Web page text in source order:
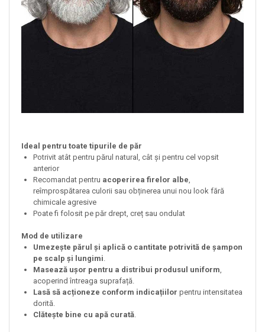
Ideal pentru toate tipurile de păr
Potrivit atât pentru părul natural, cât și pentru cel vopsit
anterior
Recomandat pentru acoperirea firelor albe,
reîmprospătarea culorii sau obținerea unui nou look fără
chimicale agresive
Poate fi folosit pe păr drept, creț sau ondulat
Mod de utilizare
Umezește părul și aplică o cantitate potrivită de șampon
pe scalp și lungimi.
Masează ușor pentru a distribui produsul uniform,
acoperind întreaga suprafață.
Lasă să acționeze conform indicațiilor pentru intensitatea
dorită.
Clătește bine cu apă curată.